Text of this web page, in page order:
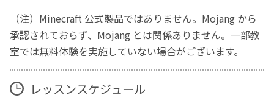
（注）Minecraft 公式製品ではありません。Mojang から
承認されておらず、Mojang とは関係ありません。一部教
室では無料体験を実施していない場合がございます。
レッスンスケジュール